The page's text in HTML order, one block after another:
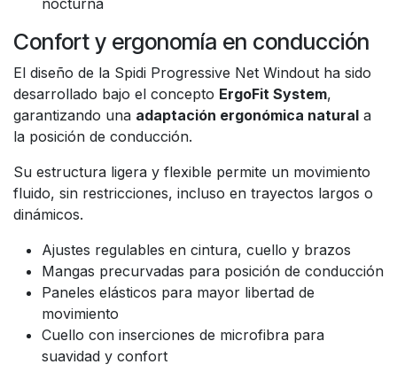
nocturna
Confort y ergonomía en conducción
El diseño de la Spidi Progressive Net Windout ha sido
desarrollado bajo el concepto ErgoFit System,
garantizando una adaptación ergonómica natural a
la posición de conducción.
Su estructura ligera y flexible permite un movimiento
fluido, sin restricciones, incluso en trayectos largos o
dinámicos.
Ajustes regulables en cintura, cuello y brazos
Mangas precurvadas para posición de conducción
Paneles elásticos para mayor libertad de
movimiento
Cuello con inserciones de microfibra para
suavidad y confort